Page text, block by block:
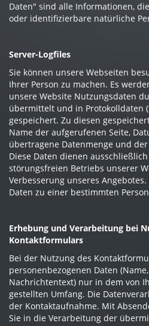
Daten" sind alle Informationen,
oder identifizierbare natürliche
Server-Logfiles
Sie können unsere Webseiten
Ihrer Person zu machen. Es
unsere Website Nutzungsdaten
übermittelt und in Protokolldaten
gespeichert. Zu diesen
Name der aufgerufenen Seite,
übertragene Datenmenge und
Diese Daten dienen
störungsfreien Betriebs unserer
Verbesserung unseres
Daten zu einer bestimmten
Erhebung und Verarbeitung bei
Kontaktformulars
Bei der Nutzung des
personenbezogenen Daten
Nachrichtentext) nur in dem von
gestellten Umfang. Die
der Kontaktaufnahme. Mit
Sie in die Verarbeitung der